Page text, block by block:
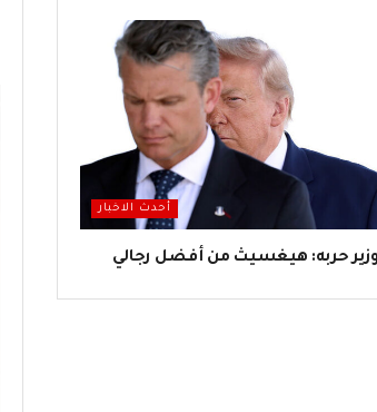
أحدث الاخبار
حربه: هيغسيث من أفضل رجالي